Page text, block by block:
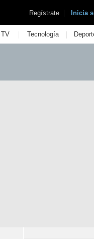
Regístrate | Inicia
TV | Tecnología |